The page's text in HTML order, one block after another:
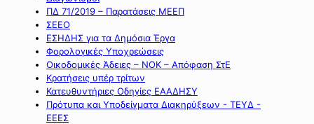
ΠΔ 71/2019 – Παρατάσεις ΜΕΕΠ
ΣΕΕΟ
ΕΣΗΔΗΣ για τα Δημόσια Έργα
Φορολογικές Υποχρεώσεις
Οικοδομικές Άδειες – ΝΟΚ – Απόφαση ΣτΕ
Κρατήσεις υπέρ τρίτων
Κατευθυντήριες Οδηγίες ΕΑΑΔΗΣΥ
Πρότυπα και Υποδείγματα Διακηρύξεων - ΤΕΥΔ -
ΕΕΕΣ